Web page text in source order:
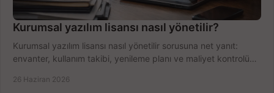
Kurumsal yazılım lisansı nasıl yönetilir?
Kurumsal yazılım lisansı nasıl yönetilir sorusuna net yanıt:
envanter, kullanım takibi, yenileme planı ve maliyet kontrolü
26 Haziran 2026